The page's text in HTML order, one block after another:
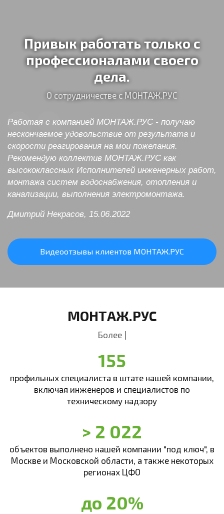
Привык работать только с
профессионалами своего
дела.
О сотрудничестве с МОНТАЖ.РУС
Работая с компанией МОНТАЖ.РУС - получаю
нескончаемое удовольствие от результата и
скорости реагирования на мои пожелания.
Рекомендую коллектив МОНТАЖ.РУС как
высококлассных Исполнителей инженерных работ,
монтажа систем водоснабжения, отопления и
канализации, выполнения электромонтажа.
Дмитрий Некрасов, 15.06.2022
Видеоотзывы клиентов МОНТАЖ.РУС
МОНТАЖ.РУС
Более 20 лет в сфере ус
155
профильных специалиста в штате нашей компании,
включая инженеров и специалистов по
техническому надзору
> 2 022
объектов выполнено нашей компании "под ключ", в
Москве и Московской области, а также некоторых
регионах ЦФО
до 20%